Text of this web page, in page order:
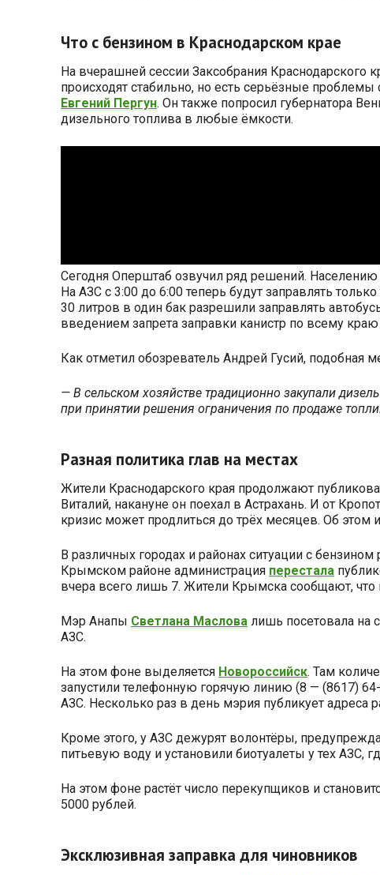
Что с бензином в Краснодарском крае
На вчерашней сессии Заксобрания Краснодарского
происходят стабильно, но есть серьёзные
Евгений Пергун. Он также попросил губернатора
дизельного топлива в любые ёмкости.
Сегодня Оперштаб озвучил ряд решений.
На АЗС с 3:00 до 6:00 теперь будут заправлять
30 литров в один бак разрешили заправлять
введением запрета заправки канистр по всему
Как отметил обозреватель Андрей Гусий, подобная
— В сельском хозяйстве традиционно закупали
при принятии решения ограничения по продаже
Разная политика глав на местах
Жители Краснодарского края продолжают
Виталий, накануне он поехал в Астрахань. И от
кризис может продлиться до трёх месяцев. Об
В различных городах и районах ситуации с
Крымском районе администрация перестала
вчера всего лишь 7. Жители Крымска сообщают, что
Мэр Анапы Светлана Маслова лишь посетовала на
АЗС.
На этом фоне выделяется Новороссийск. Там
запустили телефонную горячую линию (8 — (8617)
АЗС. Несколько раз в день мэрия публикует адреса
Кроме этого, у АЗС дежурят волонтёры,
питьевую воду и установили биотуалеты у тех АЗС,
На этом фоне растёт число перекупщиков и
5000 рублей.
Эксклюзивная заправка для чиновников